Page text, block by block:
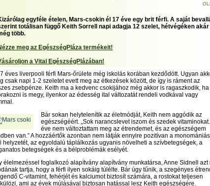
egyféle ételen, Mars-csokin él 17 éve egy brit férfi. A saját
totálisan függő Keith Sorrell napi adagja 12 szelet, hétvégéken akár
több.
meg az EgészségPláza termékeit!
a Vital EgészségPlázában!
éves liverpooli férfi Mars-őrülete még iskolás korában kezdődött. Ugyan
csak napi 1-2 szeletet evett meg az étkezések között, de így is ráment az
zsebpénze. Keith ma a kedvenc csokijához még akkor is ragaszkodik, ha
is megy, ilyenkor az édesség ital változatát rendeli vodkával vagy
Bár sokan helytelenítik az életmódját, Keith nem aggódik az
egészségéért. „Sok narancslevet iszom és szedek
éve nem változtattam meg az étrendemet, és az egészségem
van.” A hozzáértők azonban nem látják ennyire pozitívan a monomániás
helyzetét, az egyoldalú táplálkozás ugyanis növelheti a szívbetegségek, a
betegségek és a bélproblémák esélyét.
élelmezéssel foglalkozó alapítvány alapítvány munkatársa, Anne Sidnell azt
tartja, hogy a férfi ilyen sokáig túlélte. Bár úgy tűnik, a szegényes
C-vitamint, fehérjét és kalciumot biztosít számára, a rostokat teljesen
ami az évek múlásával biztosan hatással lesz Keith egészségére.